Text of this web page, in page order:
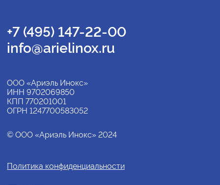
+7 (495) 147-22-00
info@arielinox.ru
ООО «Ариэль Инокс»
ИНН 9702069850
КПП 770201001
ОГРН 1247700583052
© ООО «Ариэль Инокс» 2024
Политика конфиденциальности